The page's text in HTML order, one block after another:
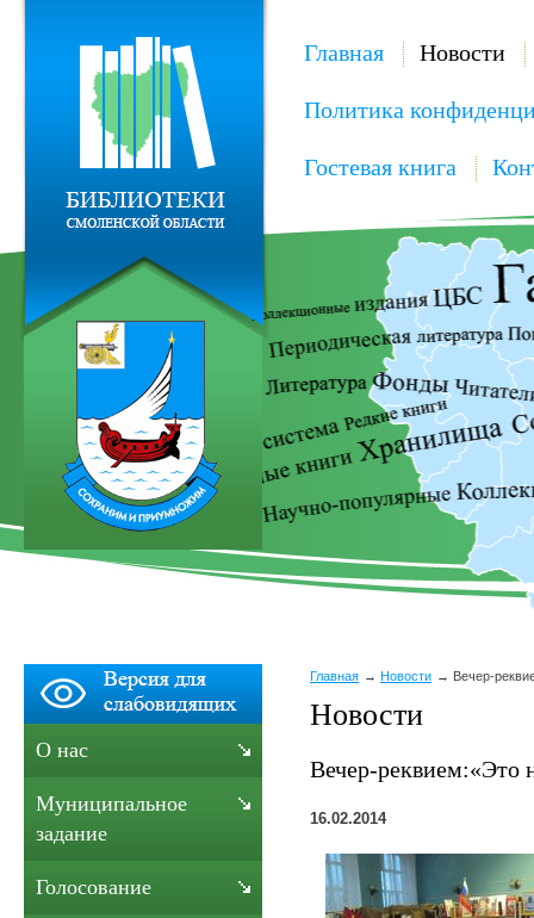
Главная Новости
Политика
Гостевая книга
Главная Новости Вечер-
Новости
Вечер-
16.02.2014
О нас
Муниципальное
задание
Голосование